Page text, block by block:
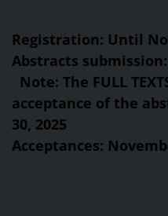
Registration: Until
Abstracts
Note: The FULL
acceptance of the
30, 2025
Acceptances: